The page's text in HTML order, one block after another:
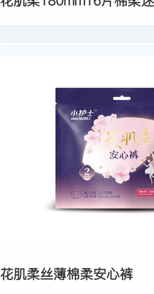
花肌柔丝薄棉柔安心裤